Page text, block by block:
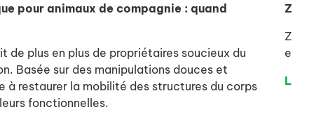
pour animaux de compagnie : quand
de plus en plus de propriétaires soucieux du
Basée sur des manipulations douces et
à restaurer la mobilité des structures du corps
fonctionnelles.
et
Lire